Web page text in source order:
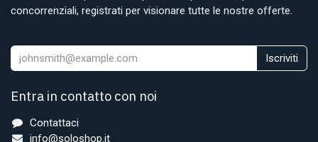
concorrenziali, registrati per visionare tutte le nostre offerte.
Iscriviti
Entra in contatto con noi
Contattaci
info@soloshop.it